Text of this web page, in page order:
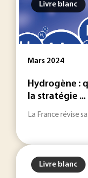
Livre blanc
Mars 2024
Hydrogène :
la stratégie ...
La France révise
Livre blanc